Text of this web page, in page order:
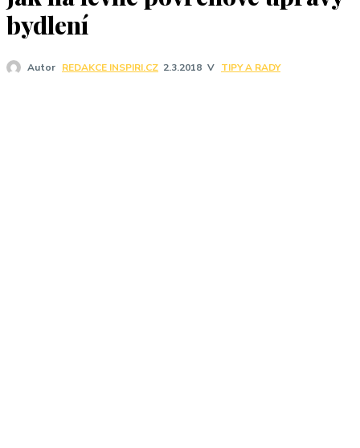
bydlení
Autor REDAKCE INSPIRI.CZ 2.3.2018 V TIPY A RADY